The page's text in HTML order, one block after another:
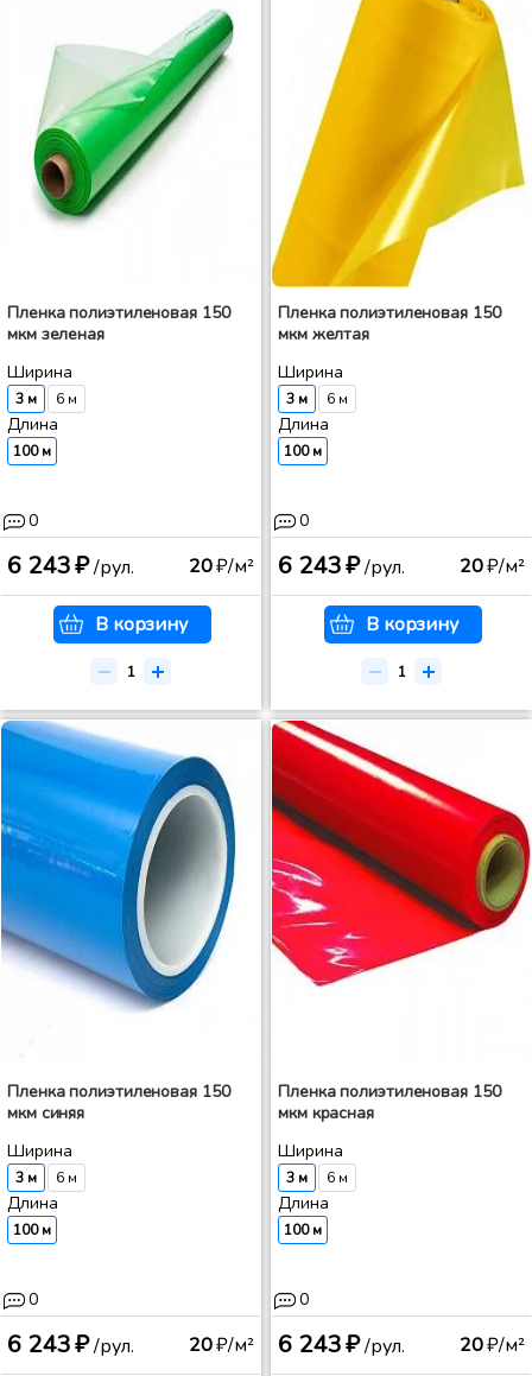
Пленка полиэтиленовая 150
мкм зеленая
Ширина
3 м 6 м
Длина
100 м
0
6 243 ₽/рул. 20₽/м²
В корзину
Пленка полиэтиленовая 150
мкм желтая
Ширина
3 м 6 м
Длина
100 м
0
6 243 ₽/рул. 20₽/м²
В корзину
Пленка полиэтиленовая 150
мкм синяя
Ширина
3 м 6 м
Длина
100 м
0
6 243 ₽/рул. 20₽/м²
Пленка полиэтиленовая 150
мкм красная
Ширина
3 м 6 м
Длина
100 м
0
6 243 ₽/рул. 20₽/м²